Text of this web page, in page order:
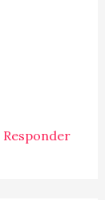
Responder